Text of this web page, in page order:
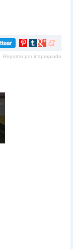
Compartir
Pinterest
Compartir
tumblr
Compartir
Google+
Compartir
meneame
Reportar por inapropiado